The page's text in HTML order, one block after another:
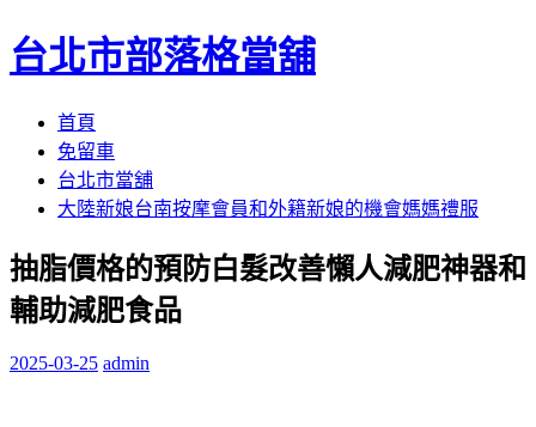
台北市部落格當舖
首頁
免留車
台北市當舖
大陸新娘台南按摩會員和外籍新娘的機會媽媽禮服
抽脂價格的預防白髮改善懶人減肥神器和
輔助減肥食品
2025-03-25 admin